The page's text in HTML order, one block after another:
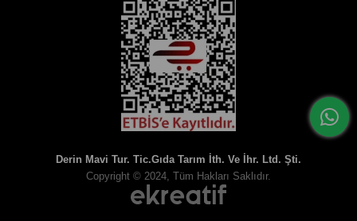
Derin Mavi Tur. Tic.Gıda Tarım İth. Ve İhr. Ltd. Şti.
Copyright © 2024, Tüm Hakları Saklıdır.